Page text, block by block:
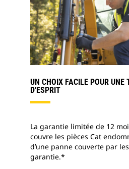
UN CHOIX FACILE POUR UNE
D'ESPRIT
La garantie limitée de 12
couvre les pièces Cat
d’une panne couverte par
garantie.*